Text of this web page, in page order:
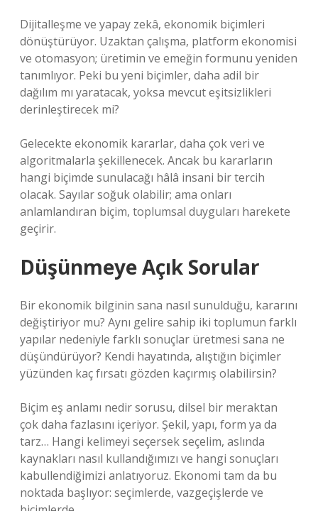
Dijitalleşme ve yapay zekâ, ekonomik biçimleri
dönüştürüyor. Uzaktan çalışma, platform ekonomisi
ve otomasyon; üretimin ve emeğin formunu yeniden
tanımlıyor. Peki bu yeni biçimler, daha adil bir
dağılım mı yaratacak, yoksa mevcut eşitsizlikleri
derinleştirecek mi?
Gelecekte ekonomik kararlar, daha çok veri ve
algoritmalarla şekillenecek. Ancak bu kararların
hangi biçimde sunulacağı hâlâ insani bir tercih
olacak. Sayılar soğuk olabilir; ama onları
anlamlandıran biçim, toplumsal duyguları harekete
geçirir.
Düşünmeye Açık Sorular
Bir ekonomik bilginin sana nasıl sunulduğu, kararını
değiştiriyor mu? Aynı gelire sahip iki toplumun farklı
yapılar nedeniyle farklı sonuçlar üretmesi sana ne
düşündürüyor? Kendi hayatında, alıştığın biçimler
yüzünden kaç fırsatı gözden kaçırmış olabilirsin?
Biçim eş anlamı nedir sorusu, dilsel bir meraktan
çok daha fazlasını içeriyor. Şekil, yapı, form ya da
tarz… Hangi kelimeyi seçersek seçelim, aslında
kaynakları nasıl kullandığımızı ve hangi sonuçları
kabullendiğimizi anlatıyoruz. Ekonomi tam da bu
noktada başlıyor: seçimlerde, vazgeçişlerde ve